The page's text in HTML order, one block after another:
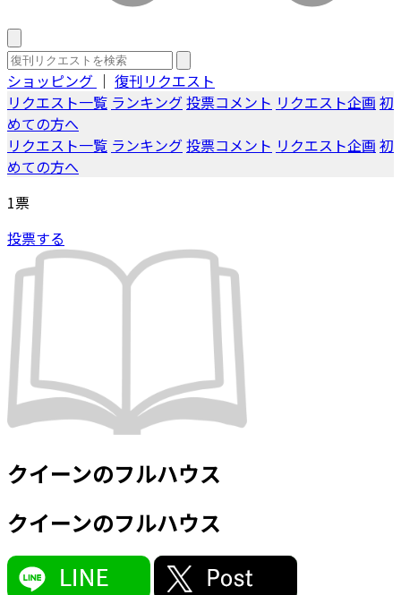
ショッピング ｜ 復刊リクエスト
リクエスト一覧 ランキング投票コメント リクエスト企画 初
めての方へ
リクエスト一覧 ランキング投票コメント リクエスト企画 初
めての方へ
1票
投票する
クイーンのフルハウス
クイーンのフルハウス